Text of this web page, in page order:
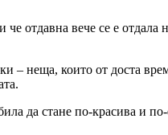
отдавна вече се е
– неща, които от доста
да стане по-красива и